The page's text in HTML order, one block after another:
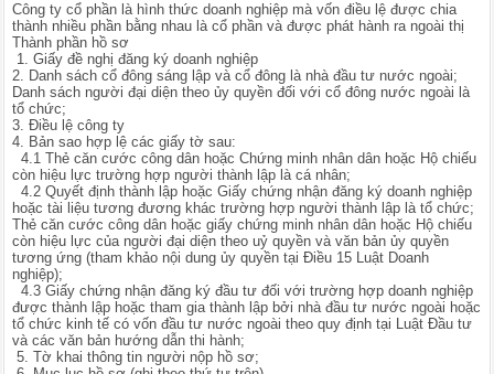
Công ty cổ phần là hình thức doanh nghiệp mà vốn điều lệ được chia
thành nhiều phần bằng nhau là cổ phần và được phát hành ra ngoài thị
Thành phần hồ sơ
1. Giấy đề nghị đăng ký doanh nghiệp
2. Danh sách cổ đông sáng lập và cổ đông là nhà đầu tư nước ngoài;
Danh sách người đại diện theo ủy quyền đối với cổ đông nước ngoài là
tổ chức;
3. Điều lệ công ty
4. Bản sao hợp lệ các giấy tờ sau:
4.1 Thẻ căn cước công dân hoặc Chứng minh nhân dân hoặc Hộ chiếu
còn hiệu lực trường hợp người thành lập là cá nhân;
4.2 Quyết định thành lập hoặc Giấy chứng nhận đăng ký doanh nghiệp
hoặc tài liệu tương đương khác trường hợp người thành lập là tổ chức;
Thẻ căn cước công dân hoặc giấy chứng minh nhân dân hoặc Hộ chiếu
còn hiệu lực của người đại diện theo uỷ quyền và văn bản ủy quyền
tương ứng (tham khảo nội dung ủy quyền tại Điều 15 Luật Doanh
nghiệp);
4.3 Giấy chứng nhận đăng ký đầu tư đối với trường hợp doanh nghiệp
được thành lập hoặc tham gia thành lập bởi nhà đầu tư nước ngoài hoặc
tổ chức kinh tế có vốn đầu tư nước ngoài theo quy định tại Luật Đầu tư
và các văn bản hướng dẫn thi hành;
5. Tờ khai thông tin người nộp hồ sơ;